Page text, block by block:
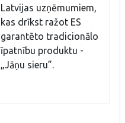
Latvijas uzņēmumiem,
kas drīkst ražot ES
garantēto tradicionālo
īpatnību produktu -
„Jāņu sieru”.